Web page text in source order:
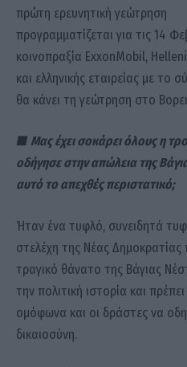
πρώτη ερευνητική γεώτρηση
προγραμματίζεται για τις 14
κοινοπραξία ExxonMobil,
και ελληνικής εταιρείας με το
θα κάνει τη γεώτρηση στο
■ Mας έχει σοκάρει όλους η
οδήγησε στην απώλεια της
αυτό το απεχθές περιστατικό;
Ήταν ένα τυφλό, συνειδητά
στελέχη της Νέας
τραγικό θάνατο της Βάγιας
την πολιτική ιστορία και
ομόφωνα και οι δράστες να
δικαιοσύνη.